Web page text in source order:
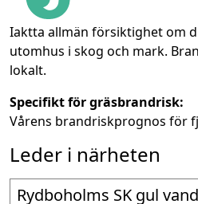
Iaktta allmän försiktighet om
utomhus i skog och mark.
lokalt.
Specifikt för gräsbrandrisk:
Vårens brandriskprognos för
Leder i närheten
Rydboholms SK gul